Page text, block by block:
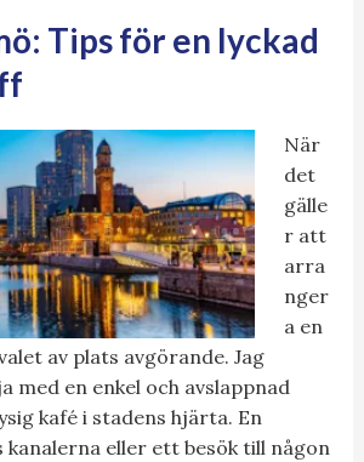
Tips för en lyckad
När
det
gälle
r att
arra
nger
a en
av plats avgörande. Jag
med en enkel och avslappnad
kafé i stadens hjärta. En
kanalerna eller ett besök till någon